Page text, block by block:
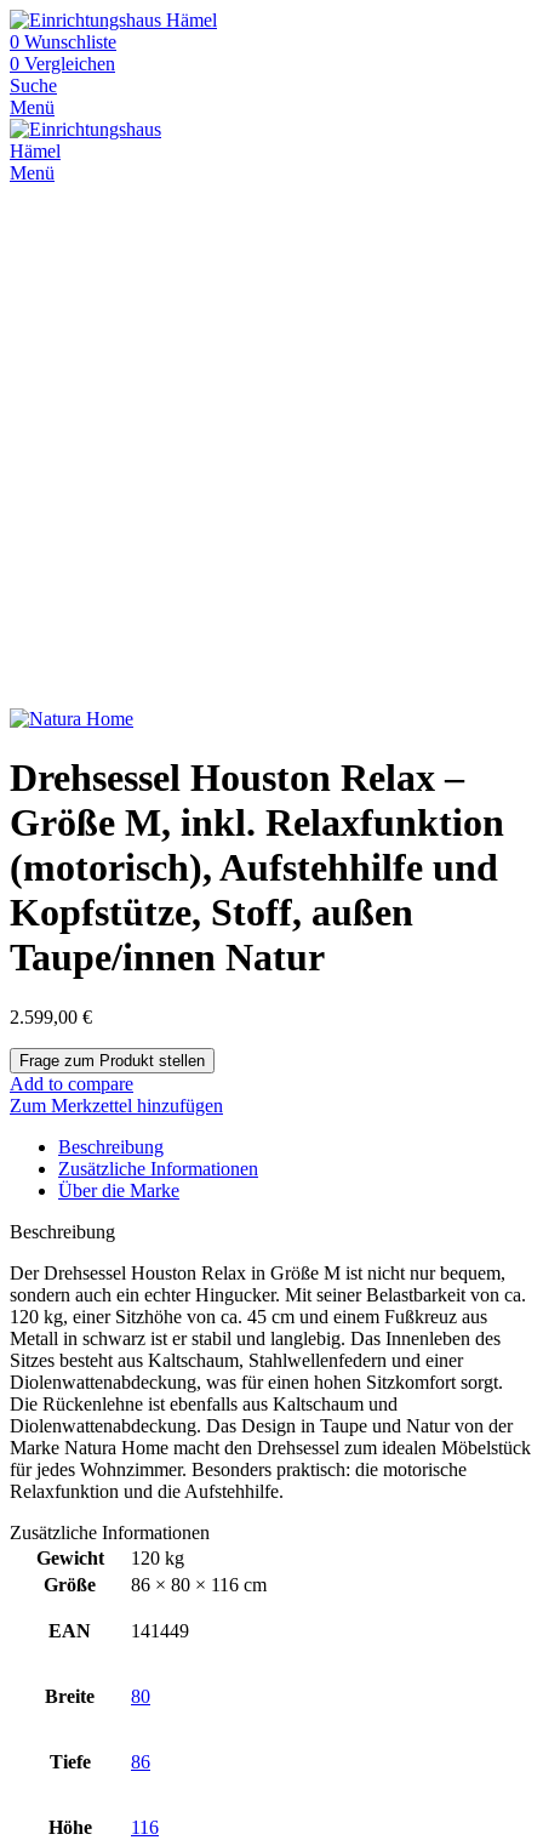
0 Wunschliste
0 Vergleichen
Suche
Menü
Menü
Drehsessel Houston Relax –
Größe M, inkl. Relaxfunktion
(motorisch), Aufstehhilfe und
Kopfstütze, Stoff, außen
Taupe/innen Natur
2.599,00 €
Add to compare
Zum Merkzettel hinzufügen
Beschreibung
Zusätzliche Informationen
Über die Marke
Beschreibung
Der Drehsessel Houston Relax in Größe M ist nicht nur bequem,
sondern auch ein echter Hingucker. Mit seiner Belastbarkeit von ca.
120 kg, einer Sitzhöhe von ca. 45 cm und einem Fußkreuz aus
Metall in schwarz ist er stabil und langlebig. Das Innenleben des
Sitzes besteht aus Kaltschaum, Stahlwellenfedern und einer
Diolenwattenabdeckung, was für einen hohen Sitzkomfort sorgt.
Die Rückenlehne ist ebenfalls aus Kaltschaum und
Diolenwattenabdeckung. Das Design in Taupe und Natur von der
Marke Natura Home macht den Drehsessel zum idealen Möbelstück
für jedes Wohnzimmer. Besonders praktisch: die motorische
Relaxfunktion und die Aufstehhilfe.
Zusätzliche Informationen
Gewicht
120 kg
Größe
86 × 80 × 116 cm
EAN 141449
Breite 80
Tiefe 86
Höhe 116